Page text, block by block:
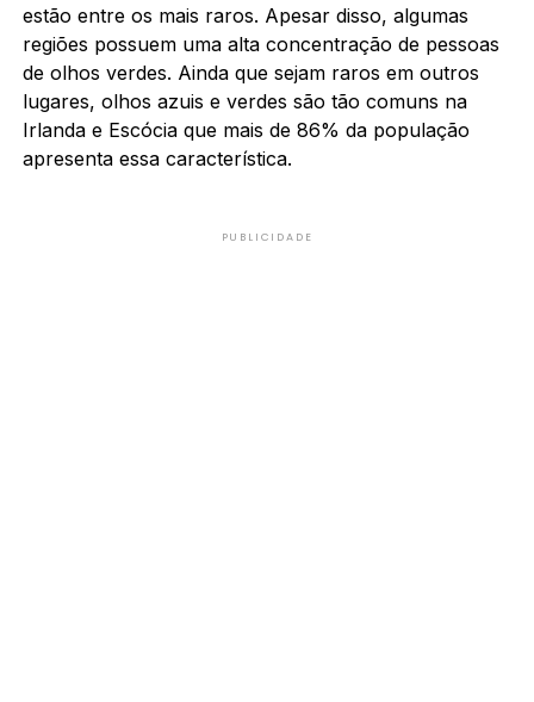
estão entre os mais raros. Apesar disso, algumas
regiões possuem uma alta concentração de pessoas
de olhos verdes. Ainda que sejam raros em outros
lugares, olhos azuis e verdes são tão comuns na
Irlanda e Escócia que mais de 86% da população
apresenta essa característica.
PUBLICIDADE